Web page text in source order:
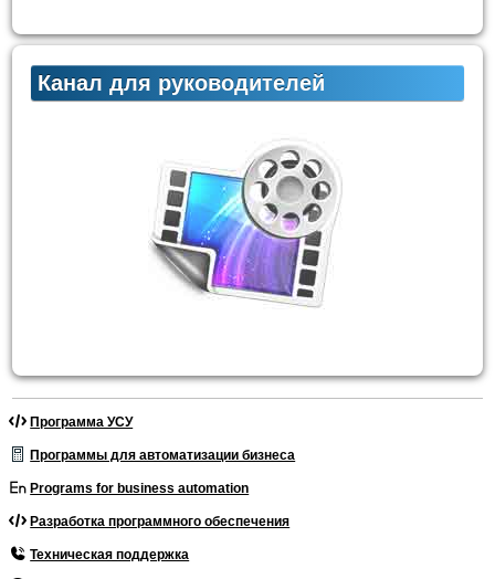
Канал для руководителей
Программа УСУ
Программы для автоматизации бизнеса
Programs for business automation
Разработка программного обеспечения
Техническая поддержка